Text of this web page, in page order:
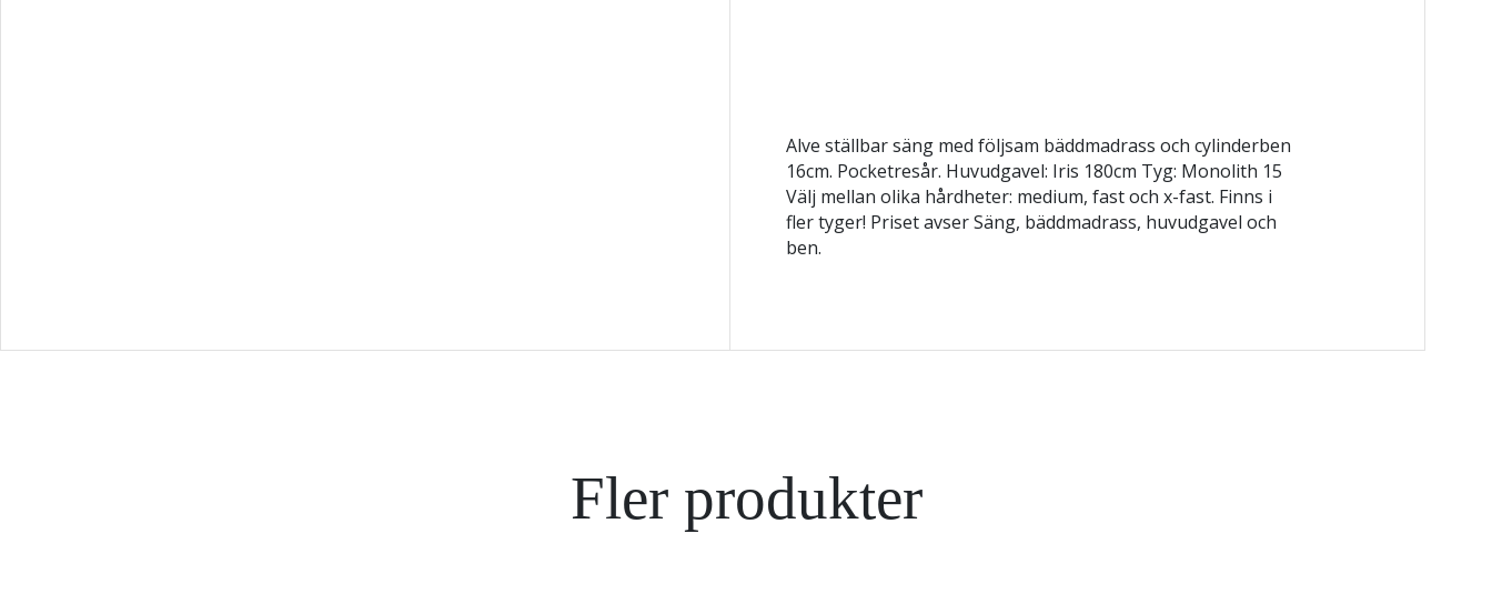
Alve ställbar säng med följsam bäddmadrass och cylinderben
16cm. Pocketresår. Huvudgavel: Iris 180cm Tyg: Monolith 15
Välj mellan olika hårdheter: medium, fast och x-fast. Finns i
fler tyger! Priset avser Säng, bäddmadrass, huvudgavel och
ben.
Fler produkter